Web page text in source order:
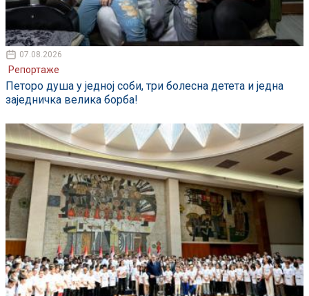
07.08.2026
Репортаже
Петоро душа у једној соби, три болесна детета и једна
заједничка велика борба!